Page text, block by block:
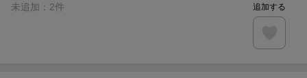
楽天モバイル紹介キャンペーンの拡散で300円OFFクーポン
条件達成で楽天限定・宝塚歌劇 宙組貸切公演ペアチケット
未追加： 2件 追加する